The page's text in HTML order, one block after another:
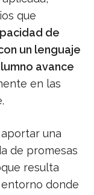
que
de
un lenguaje
avance
en las
una
de promesas
resulta
donde